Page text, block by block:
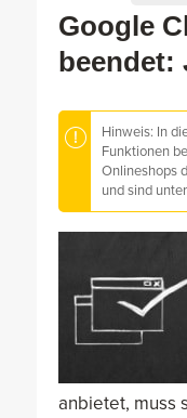
Google
beendet:
Hinweis: In
Funktionen
Onlineshops
und sind
anbietet, muss